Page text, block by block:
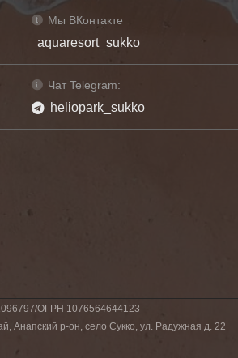
Мы ВКонтакте
aquaresort_sukko
Чат Telegram:
heliopark_sukko
ОГРН 1076564644123
Анапский р-он, село Сукко, ул. Радужная д. 22